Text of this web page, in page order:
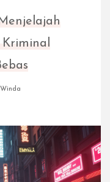
Kriminal
Winda